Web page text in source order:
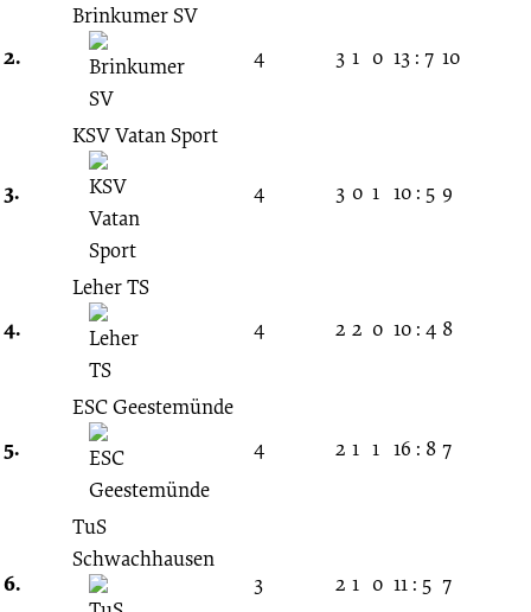
2.
Brinkumer SV
4
3 1 0 13 : 7 10
3.
KSV Vatan Sport
4 3 0 1 10 : 5 9
4.
Leher TS
4
2 2 0 10 : 4 8
5.
ESC Geestemünde
4
2 1 1 16 : 8 7
6.
TuS
Schwachhausen
3
2 1 0 11 : 5 7